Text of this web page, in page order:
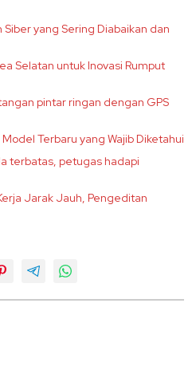
yang Sering Diabaikan dan
Selatan untuk Inovasi Rumput
pintar ringan dengan GPS
Terbaru yang Wajib Diketahui
terbatas, petugas hadapi
Jarak Jauh, Pengeditan